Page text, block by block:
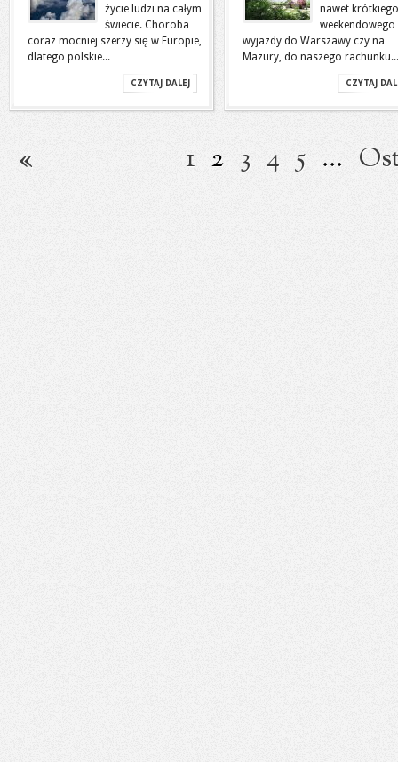
życie ludzi na całym
świecie. Choroba
coraz mocniej szerzy się w Europie,
dlatego polskie...
CZYTAJ DALEJ
nawet
weekendowego
wyjazdy do Warszawy czy na
Mazury, do naszego rachunku...
CZYTAJ
1 2 3 4 5 ...